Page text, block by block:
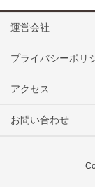
運営会社
プライバシーポリ
アクセス
お問い合わせ